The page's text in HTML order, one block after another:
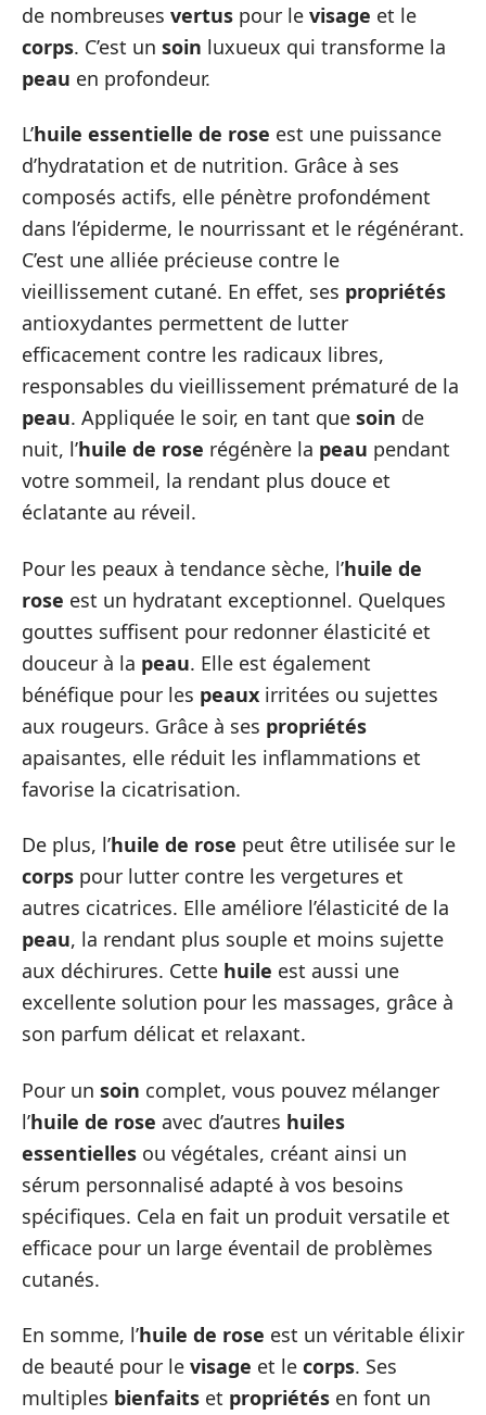
de nombreuses vertus pour le visage et le
corps. C’est un soin luxueux qui transforme la
peau en profondeur.
L’huile essentielle de rose est une puissance
d’hydratation et de nutrition. Grâce à ses
composés actifs, elle pénètre profondément
dans l’épiderme, le nourrissant et le régénérant.
C’est une alliée précieuse contre le
vieillissement cutané. En effet, ses propriétés
antioxydantes permettent de lutter
efficacement contre les radicaux libres,
responsables du vieillissement prématuré de la
peau. Appliquée le soir, en tant que soin de
nuit, l’huile de rose régénère la peau pendant
votre sommeil, la rendant plus douce et
éclatante au réveil.
Pour les peaux à tendance sèche, l’huile de
rose est un hydratant exceptionnel. Quelques
gouttes suffisent pour redonner élasticité et
douceur à la peau. Elle est également
bénéfique pour les peaux irritées ou sujettes
aux rougeurs. Grâce à ses propriétés
apaisantes, elle réduit les inflammations et
favorise la cicatrisation.
De plus, l’huile de rose peut être utilisée sur le
corps pour lutter contre les vergetures et
autres cicatrices. Elle améliore l’élasticité de la
peau, la rendant plus souple et moins sujette
aux déchirures. Cette huile est aussi une
excellente solution pour les massages, grâce à
son parfum délicat et relaxant.
Pour un soin complet, vous pouvez mélanger
l’huile de rose avec d’autres huiles
essentielles ou végétales, créant ainsi un
sérum personnalisé adapté à vos besoins
spécifiques. Cela en fait un produit versatile et
efficace pour un large éventail de problèmes
cutanés.
En somme, l’huile de rose est un véritable élixir
de beauté pour le visage et le corps. Ses
multiples bienfaits et propriétés en font un